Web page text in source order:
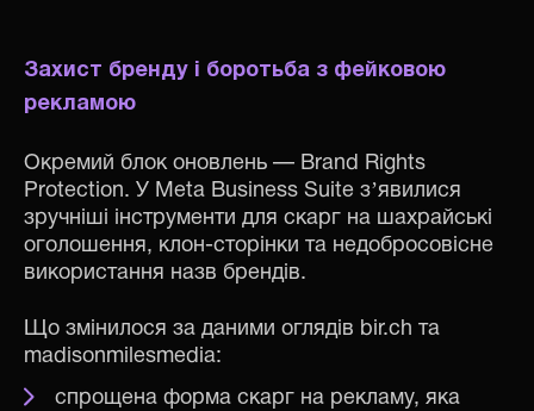
Захист бренду і боротьба з фейковою
рекламою
Окремий блок оновлень — Brand Rights
Protection. У Meta Business Suite зʼявилися
зручніші інструменти для скарг на шахрайські
оголошення, клон-сторінки та недобросовісне
використання назв брендів.
Що змінилося за даними оглядів bir.ch та
madisonmilesmedia:
спрощена форма скарг на рекламу, яка